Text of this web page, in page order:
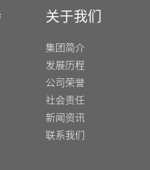
关于我们
集团简介
发展历程
公司荣誉
社会责任
新闻资讯
联系我们